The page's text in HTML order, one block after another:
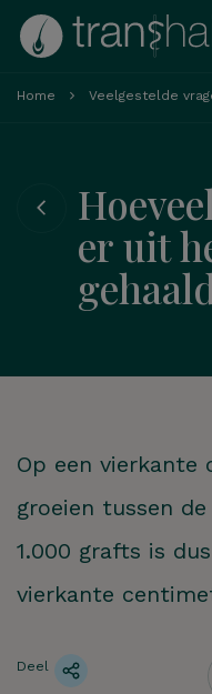
Home Veelgestelde
er uit
Op een
groeien tussen
1.000 grafts is
vierkante
Deel